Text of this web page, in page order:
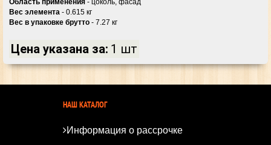
Область применения - цоколь, фасад
Вес элемента - 0.615 кг
Вес в упаковке брутто - 7.27 кг
Цена указана за: 1 шт
НАШ КАТАЛОГ
Информация о рассрочке